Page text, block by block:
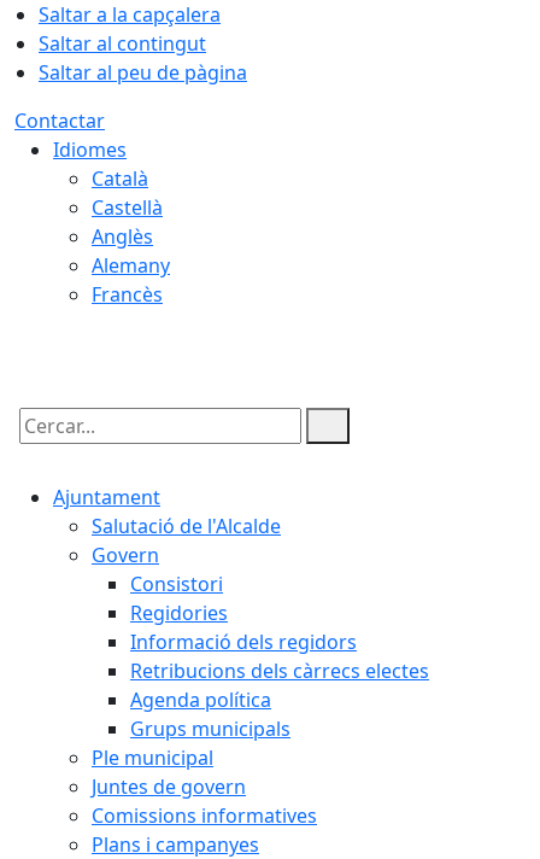
Saltar a la capçalera
Saltar al contingut
Saltar al peu de pàgina
Contactar
Idiomes
Català
Castellà
Anglès
Alemany
Francès
Cercar:
Ajuntament
Salutació de l'Alcalde
Govern
Consistori
Regidories
Informació dels regidors
Retribucions dels càrrecs electes
Agenda política
Grups municipals
Ple municipal
Juntes de govern
Comissions informatives
Plans i campanyes